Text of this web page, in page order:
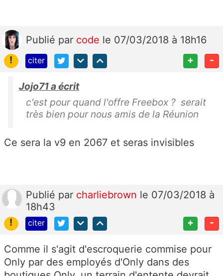
Publié par code le 07/03/2018 à 18h16
!
citer + -
Jojo71 a écrit
c'est pour quand l'offre Freebox ? serait
très bien pour nous amis de la Réunion
Ce sera la v9 en 2067 et seras invisibles
Publié par charliebrown le 07/03/2018 à
18h43
!
citer + -
Comme il s'agit d'escroquerie commise pour
Only par des employés d'Only dans des